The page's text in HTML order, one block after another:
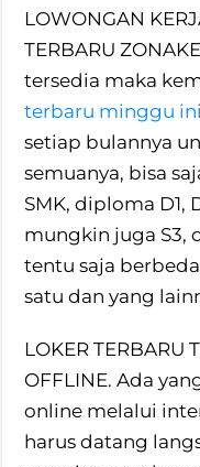
LOWONGAN
TERBARU
tersedia maka
terbaru minggu ini
setiap bulannya
semuanya, bisa
SMK, diploma D1,
mungkin juga S3,
tentu saja
satu dan yang
LOKER TERBARU
OFFLINE. Ada
online melalui
harus datang